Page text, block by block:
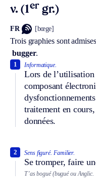
v. (1er gr.)
FR [bœge]
Trois graphies sont
bugger.
Informatique.
Lors de l’utilisation
composant
traitement en
données.
1
Sens figuré. Familier.
Se tromper, faire
2
T’as bogué (bugué ouAnglic.